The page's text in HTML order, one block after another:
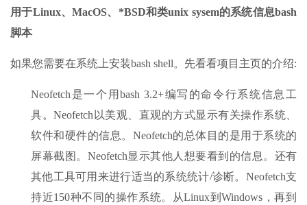
用于Linux、MacOS、*BSD和类unix sysem的系统信息bash
脚本
如果您需要在系统上安装bash shell。先看看项目主页的介绍:
Neofetch是一个用bash 3.2+编写的命令行系统信息工
具。Neofetch以美观、直观的方式显示有关操作系统、
软件和硬件的信息。Neofetch的总体目的是用于系统的
屏幕截图。Neofetch显示其他人想要看到的信息。还有
其他工具可用来进行适当的系统统计/诊断。Neofetch支
持近150种不同的操作系统。从Linux到Windows，再到